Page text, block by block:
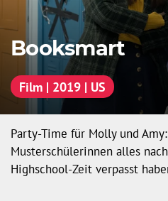
Booksmart
Film | 2019 | US
Party-Time für Molly und
Musterschülerinnen alles
Highschool-Zeit verpasst